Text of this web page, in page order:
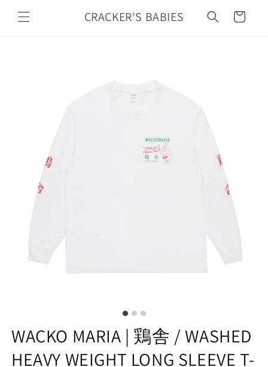
ンツに
進む
CRACKER'S BABIES
ー
WACKO MARIA | 鶏舎 / WASHED
HEAVY WEIGHT LONG SLEEVE T-